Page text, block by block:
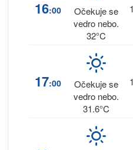
16:00
Očekuje se
vedro nebo.
32°C
17:00
Očekuje se
vedro nebo.
31.6°C